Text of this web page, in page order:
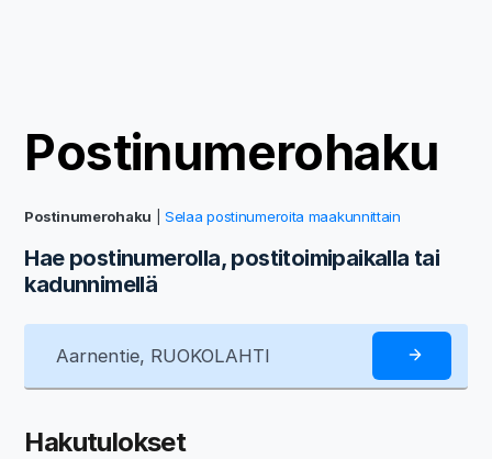
Postinumerohaku
Postinumerohaku |Selaa postinumeroita maakunnittain
Hae postinumerolla, postitoimipaikalla tai
kadunnimellä
Hakutulokset